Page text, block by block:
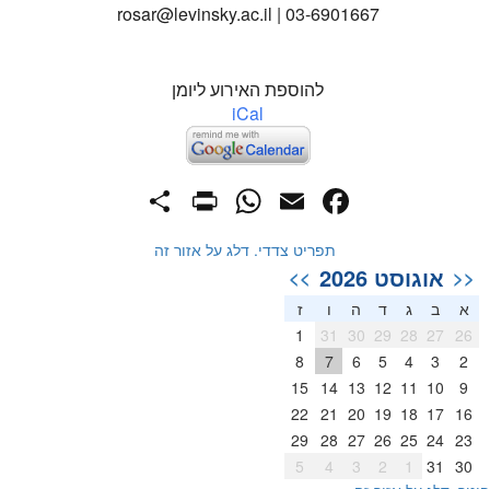
rosar@levinsky.ac.il | 03-6901667
להוספת האירוע ליומן
iCal
Facebook
Email
WhatsApp
תפריט צדדי. דלג על אזור זה
<< אוגוסט 2026 >>
א ב ג ד ה
ז
26
27
28
29
30
31
2
3
4
5
6
7
8
9
10
11
12
13
14
15
16
17
18
19
20
21
22
23
24
25
26
27
28
29
30
31
2
3
4
5